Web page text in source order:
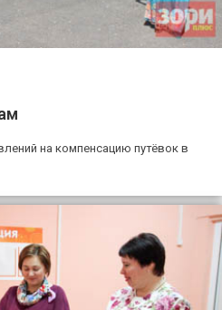
на компенсацию путёвок в